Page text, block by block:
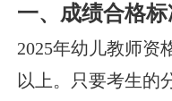
一、成绩合格标
2025年幼儿教师资
以上。只要考生的